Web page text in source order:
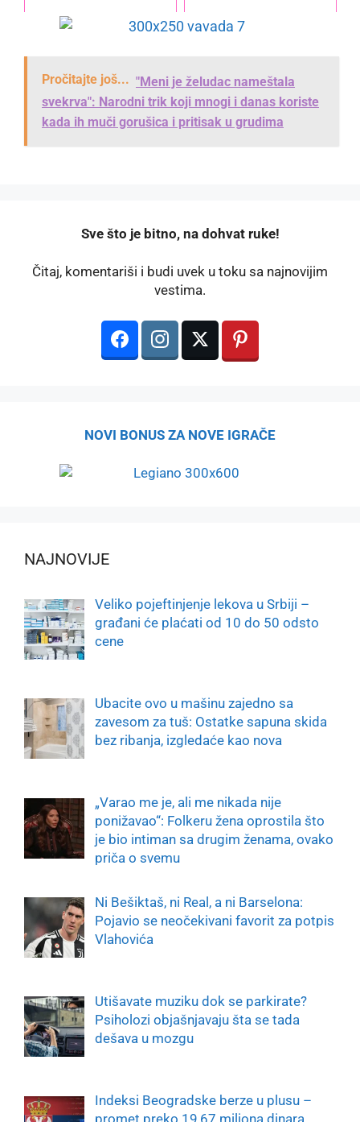
Pročitajte još... "Meni je želudac nameštala
svekrva": Narodni trik koji mnogi i danas koriste
kada ih muči gorušica i pritisak u grudima
️Sve što je bitno, na dohvat ruke!
Čitaj, komentariši i budi uvek u toku sa najnovijim
vestima.
NOVI BONUS ZA NOVE IGRAČE
NAJNOVIJE
Veliko pojeftinjenje lekova u Srbiji –
građani će plaćati od 10 do 50 odsto
cene
Ubacite ovo u mašinu zajedno sa
zavesom za tuš: Ostatke sapuna skida
bez ribanja, izgledaće kao nova
„Varao me je, ali me nikada nije
ponižavao“: Folkeru žena oprostila što
je bio intiman sa drugim ženama, ovako
priča o svemu
Ni Bešiktaš, ni Real, a ni Barselona:
Pojavio se neočekivani favorit za potpis
Vlahovića
Utišavate muziku dok se parkirate?
Psiholozi objašnjavaju šta se tada
dešava u mozgu
Indeksi Beogradske berze u plusu –